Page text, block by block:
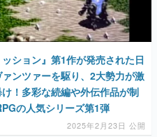
ション』第1作が発売された日
ンツァーを駆り、2大勢力が激
！多彩な続編や外伝作品が制
の人気シリーズ第1弾
2025年2月23日 公開